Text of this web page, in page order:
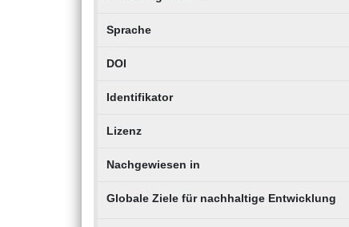
Sprache
DOI
Identifikator
Lizenz
Nachgewiesen in
Globale Ziele für nachhaltige Entwicklung